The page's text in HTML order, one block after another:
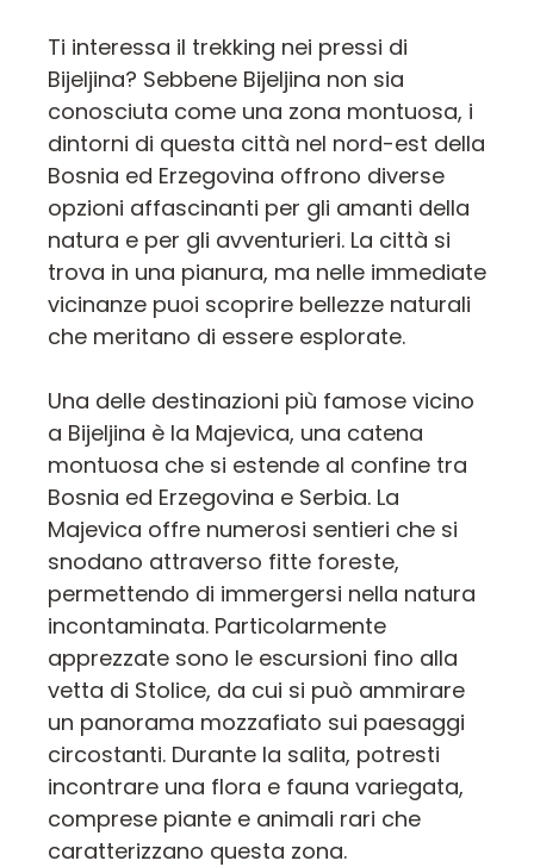
Ti interessa il trekking nei pressi di
Bijeljina? Sebbene Bijeljina non sia
conosciuta come una zona montuosa, i
dintorni di questa città nel nord-est della
Bosnia ed Erzegovina offrono diverse
opzioni affascinanti per gli amanti della
natura e per gli avventurieri. La città si
trova in una pianura, ma nelle immediate
vicinanze puoi scoprire bellezze naturali
che meritano di essere esplorate.
Una delle destinazioni più famose vicino
a Bijeljina è la Majevica, una catena
montuosa che si estende al confine tra
Bosnia ed Erzegovina e Serbia. La
Majevica offre numerosi sentieri che si
snodano attraverso fitte foreste,
permettendo di immergersi nella natura
incontaminata. Particolarmente
apprezzate sono le escursioni fino alla
vetta di Stolice, da cui si può ammirare
un panorama mozzafiato sui paesaggi
circostanti. Durante la salita, potresti
incontrare una flora e fauna variegata,
comprese piante e animali rari che
caratterizzano questa zona.